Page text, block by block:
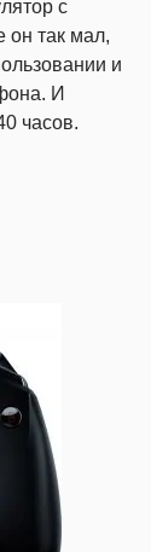
с
он так мал,
и
И
часов.